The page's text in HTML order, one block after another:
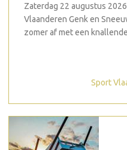
Zaterdag 22 augustus
Vlaanderen Genk en
zomer af met een
Sport